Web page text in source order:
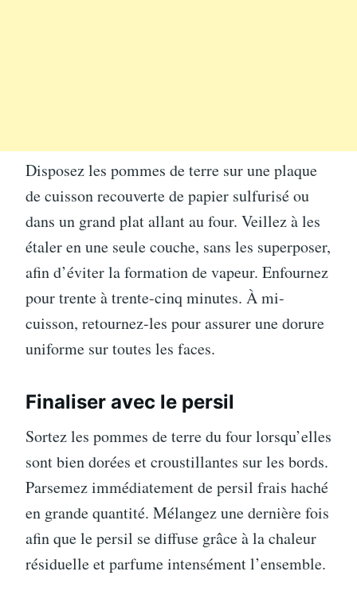
Disposez les pommes de terre sur une plaque
de cuisson recouverte de papier sulfurisé ou
dans un grand plat allant au four. Veillez à les
étaler en une seule couche, sans les superposer,
afin d’éviter la formation de vapeur. Enfournez
pour trente à trente-cinq minutes. À mi-
cuisson, retournez-les pour assurer une dorure
uniforme sur toutes les faces.
Finaliser avec le persil
Sortez les pommes de terre du four lorsqu’elles
sont bien dorées et croustillantes sur les bords.
Parsemez immédiatement de persil frais haché
en grande quantité. Mélangez une dernière fois
afin que le persil se diffuse grâce à la chaleur
résiduelle et parfume intensément l’ensemble.